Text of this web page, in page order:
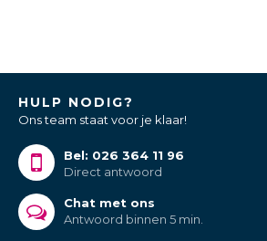
HULP NODIG?
Ons team staat voor je klaar!
Bel: 026 364 11 96
Direct antwoord
Chat met ons
Antwoord binnen 5 min.